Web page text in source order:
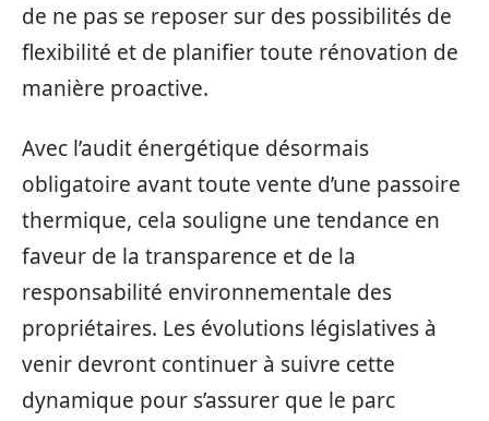
de ne pas se reposer sur des possibilités de
flexibilité et de planifier toute rénovation de
manière proactive.
Avec l’audit énergétique désormais
obligatoire avant toute vente d’une passoire
thermique, cela souligne une tendance en
faveur de la transparence et de la
responsabilité environnementale des
propriétaires. Les évolutions législatives à
venir devront continuer à suivre cette
dynamique pour s’assurer que le parc